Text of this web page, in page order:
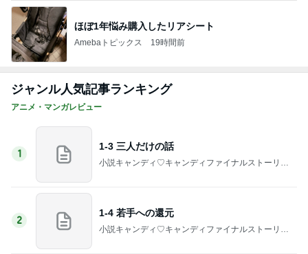
ほぼ1年悩み購入したリアシート
Amebaトピックス 19時間前
ジャンル人気記事ランキング
アニメ・マンガレビュー
1
1-3 三人だけの話
小説キャンディ♡キャンディファイナルストーリー
2
1-4 若手への還元
小説キャンディ♡キャンディファイナルストーリー